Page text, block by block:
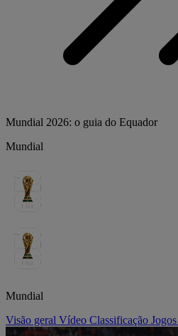
Mundial 2026: o guia do Equador
Mundial
Mundial
Visão geral Vídeo Classificação Jogos